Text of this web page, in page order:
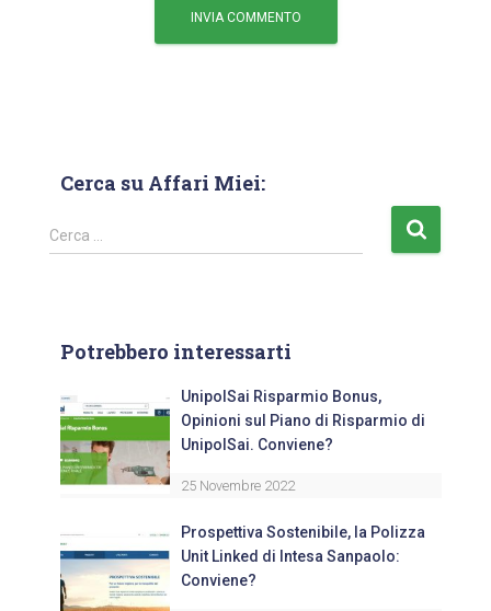
Cerca su Affari Miei:
Cerca …
Potrebbero interessarti
UnipolSai Risparmio Bonus,
Opinioni sul Piano di Risparmio di
UnipolSai. Conviene?
25 Novembre 2022
Prospettiva Sostenibile, la Polizza
Unit Linked di Intesa Sanpaolo:
Conviene?